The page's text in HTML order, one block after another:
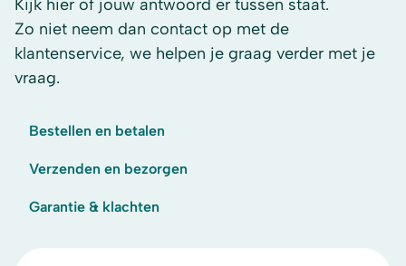
Kijk hier of jouw antwoord er tussen staat.
Zo niet neem dan contact op met de
klantenservice, we helpen je graag verder met je
vraag.
Bestellen en betalen
Verzenden en bezorgen
Garantie & klachten